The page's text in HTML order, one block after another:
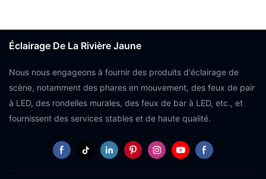
Éclairage De La Rivière Jaune
Nous nous engageons à fournir des produits d'éclairage de
scène, notamment des phares en mouvement, des feux de pair
à LED, des rondelles murales, des feux de bar à LED, etc., et
fournissent des services stables et de haute qualité.